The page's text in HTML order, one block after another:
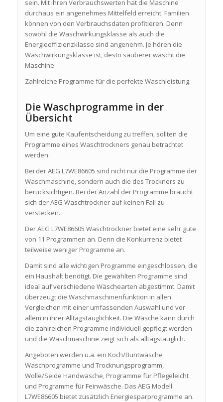
sein. Mit ihren Verbrauchswerten hat die Maschine
durchaus ein angenehmes Mittelfeld erreicht. Familien
können von den Verbrauchsdaten profitieren. Denn
sowohl die Waschwirkungsklasse als auch die
Energieeffizienzklasse sind angenehm. Je hören die
Waschwirkungsklasse ist, desto sauberer wäscht die
Maschine.
Zahlreiche Programme für die perfekte Waschleistung.
Die Waschprogramme in der
Übersicht
Um eine gute Kaufentscheidung zu treffen, sollten die
Programme eines Waschtrockners genau betrachtet
werden.
Bei der AEG L7WE86605 sind nicht nur die Programme der
Waschmaschine, sondern auch die des Trockners zu
berücksichtigen. Bei der Anzahl der Programme braucht
sich der AEG Waschtrockner auf keinen Fall zu
verstecken.
Der AEG L7WE86605 Waschtrockner bietet eine sehr gute
von 11 Programmen an. Denn die Konkurrenz bietet
teilweise weniger Programme an.
Damit sind alle wichtigen Programme eingeschlossen, die
ein Haushalt benötigt. Die gewählten Programme sind
ideal auf verschiedene Wäschearten abgestimmt. Damit
überzeugt die Waschmaschinenfunktion in allen
Vergleichen mit einer umfassenden Auswahl und vor
allem in ihrer Alltagstauglichkeit. Die Wäsche kann durch
die zahlreichen Programme individuell gepflegt werden
und die Waschmaschine zeigt sich als alltagstauglich.
Angeboten werden u.a. ein Koch/Buntwäsche
Waschprogramme und Trocknungsprogramm,
Wolle/Seide Handwäsche, Programme für Pflegeleicht
und Programme für Feinwäsche. Das AEG Modell
L7WE86605 bietet zusätzlich Energiesparprogramme an.